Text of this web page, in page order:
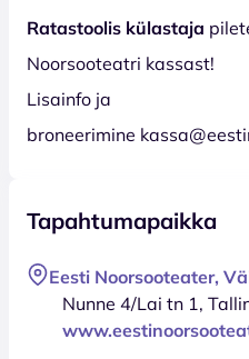
Ratastoolis külastaja
Noorsooteatri kassast!
Lisainfo ja
broneerimine
Tapahtumapaikka
Eesti Noorsooteater,
Nunne 4/Lai tn 1,